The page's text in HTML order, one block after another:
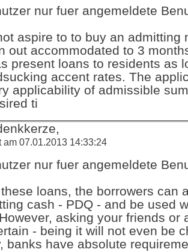
nur fuer angemeldete
aspire to to buy an admitting
out accommodated to 3
present loans to residents as
accent rates. The
applicability of admissible
ti
am 07.01.2013 14:33:24
nur fuer angemeldete
loans, the borrowers can
cash - PDQ - and be used
asking your friends or
- being it will not even be
banks have absolute